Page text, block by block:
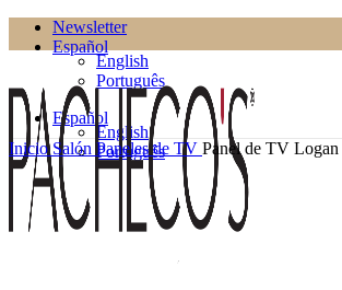
Newsletter
Español
English
Português
Español
English
Português
InicioSalón Paneles de TV Panel de TV Logan